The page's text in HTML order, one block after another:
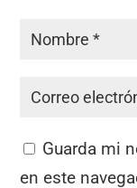
Guarda mi
en este